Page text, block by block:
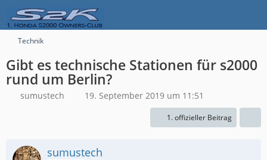
Technik
Gibt es technische Stationen für s2000
rund um Berlin?
sumustech 19. September 2019 um 11:51
1. offizieller Beitrag
sumustech